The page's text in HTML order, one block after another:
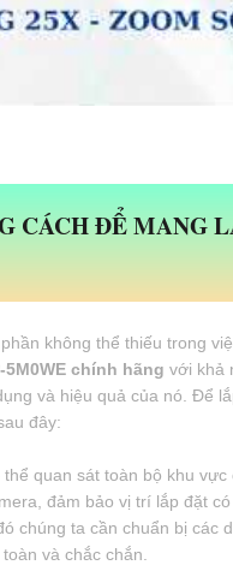
CÁCH ĐỂ MANG
không thể thiếu trong
5M0WE chính hãng với khả
và hiệu quả của nó. Để
đây:
quan sát toàn bộ khu vực
đảm bảo vị trí lắp đặt
chúng ta cần chuẩn bị các
và chắc chắn.